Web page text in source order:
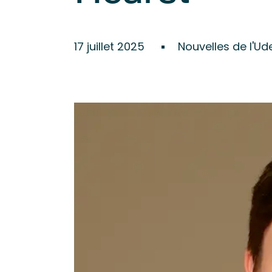
17 juillet 2025 Nouvelles de